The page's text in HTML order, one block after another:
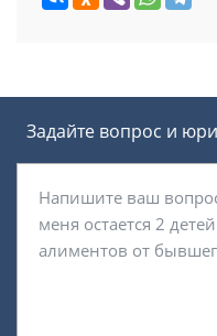
Задайте вопрос и